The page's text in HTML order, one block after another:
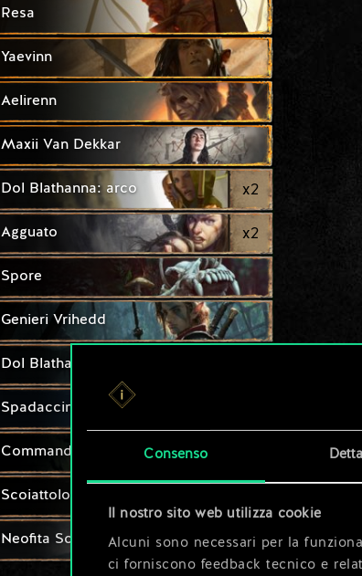
Consenso
Il nostro sito web utilizza cookie
Alcuni sono necessari per la
ci forniscono feedback tecnico e
Resa
Yaevinn
Aelirenn
Maxii Van Dekkar
Dol Blathanna: arco x2
Agguato x2
Spore
Genieri Vrihedd
Dol Blathanna: saetta
Spadaccino elfico
Commando di Vernossiel
Scoiattolo
Neofita Scoia'tael x2